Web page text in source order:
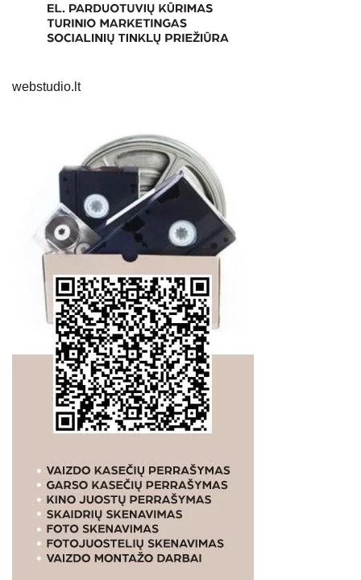
webstudio.lt